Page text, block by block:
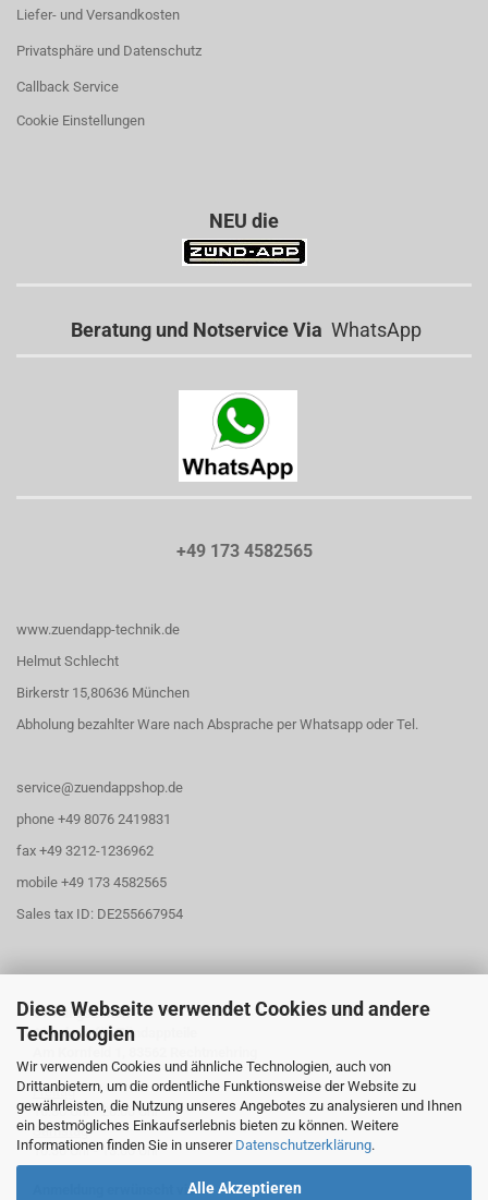
Diese Webseite verwendet Cookies und andere
Technologien
Wir verwenden Cookies und ähnliche Technologien, auch von
Drittanbietern, um die ordentliche Funktionsweise der Website zu
gewährleisten, die Nutzung unseres Angebotes zu analysieren und Ihnen
ein bestmögliches Einkaufserlebnis bieten zu können. Weitere
Informationen finden Sie in unserer Datenschutzerklärung.
Alle Akzeptieren
Liefer- und Versandkosten
Privatsphäre und Datenschutz
Callback Service
Cookie Einstellungen
NEU die
Beratung und Notservice Via WhatsApp
+49 173 4582565
www.zuendapp-technik.de
Helmut Schlecht
Birkerstr 15,80636 München
Abholung bezahlter Ware nach Absprache per Whatsapp oder Tel.
service@zuendappshop.de
phone +49 8076 2419831
fax +49 3212-1236962
mobile +49 173 4582565
Sales tax ID: DE255667954
Öffnungszeiten
Abholung für Zündappteile
Freitag
16:30 Uhr - 20:00 Uhr
Samstag
10:30 Uhr - 13:00 Uhr
Anmeldung erwünscht via